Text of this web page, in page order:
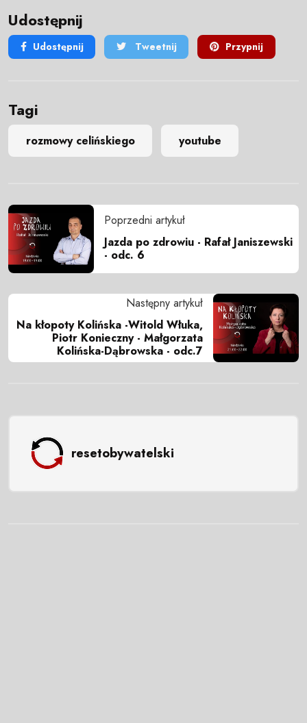
Udostępnij
Udostępnij Tweetnij Przypnij
Tagi
rozmowy celińskiego youtube
Poprzedni artykuł
Jazda po zdrowiu - Rafał Janiszewski
- odc. 6
Następny artykuł
Na kłopoty Kolińska -Witold Włuka,
Piotr Konieczny - Małgorzata
Kolińska-Dąbrowska - odc.7
resetobywatelski